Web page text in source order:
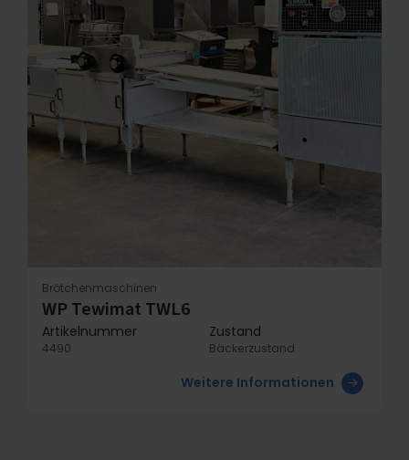
Brötchenmaschinen
WP Tewimat TWL6
Artikelnummer
4490
Zustand
Bäckerzustand
Weitere Informationen